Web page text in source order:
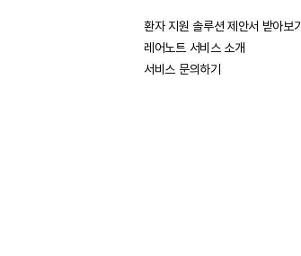
환자 지원 솔루션 제안서 받아보기
레어노트 서비스 소개
서비스 문의하기